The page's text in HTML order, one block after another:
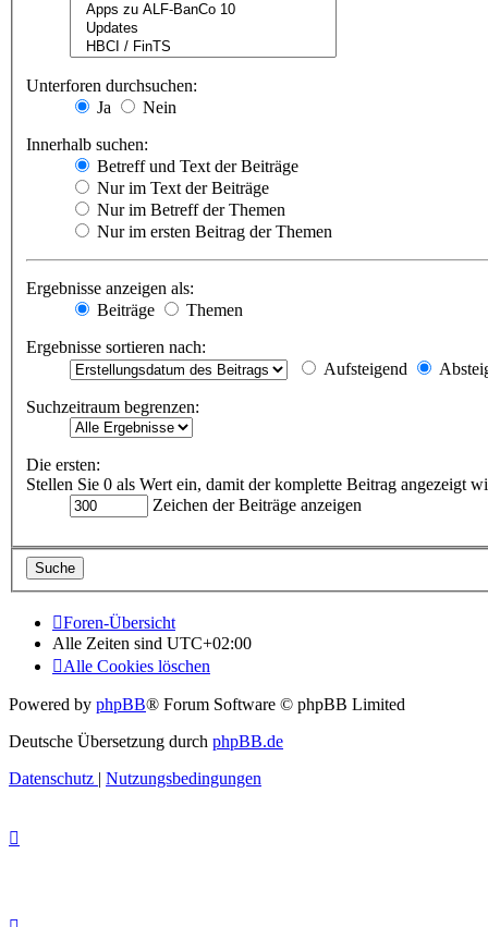
Unterforen durchsuchen:
Ja
Nein
Innerhalb suchen:
Betreff und Text der Beiträge
Nur im Text der Beiträge
Nur im Betreff der Themen
Nur im ersten Beitrag der Themen
Ergebnisse anzeigen als:
Beiträge
Themen
Ergebnisse sortieren nach:
Aufsteigend
Suchzeitraum begrenzen:
Die ersten:
Stellen Sie 0 als Wert ein, damit der komplette Beitrag angezeigt
Zeichen der Beiträge anzeigen
Foren-Übersicht
Alle Zeiten sind UTC+02:00
Alle Cookies löschen
Powered by phpBB® Forum Software © phpBB Limited
Deutsche Übersetzung durch phpBB.de
Datenschutz | Nutzungsbedingungen